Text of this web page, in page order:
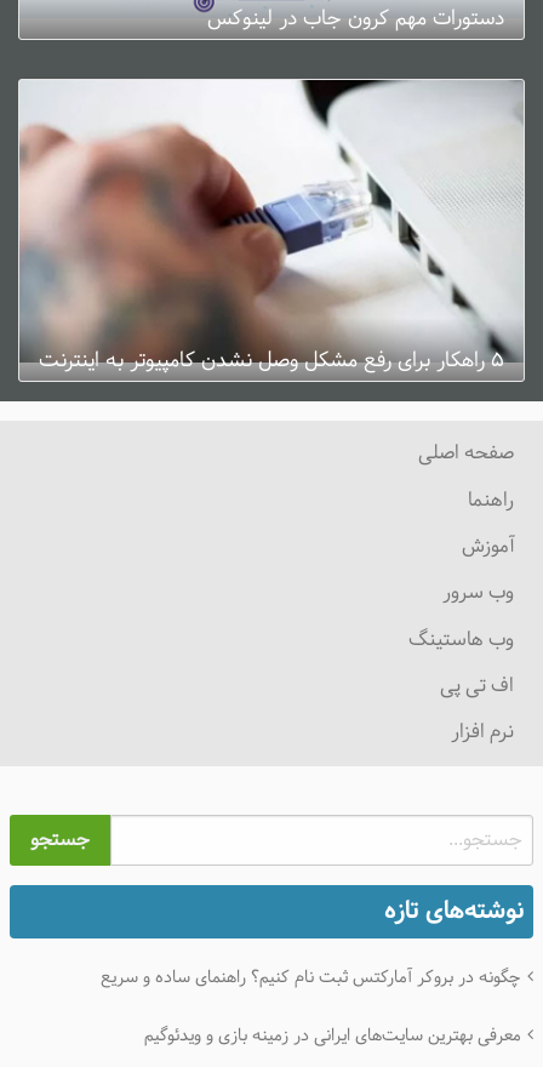
دستورات مهم کرون جاب در لینوکس
۵ راهکار برای رفع مشکل وصل نشدن کامپیوتر به اینترنت
صفحه اصلی
راهنما
آموزش
وب سرور
وب هاستینگ
اف تی پی
نرم افزار
جستجو
نوشته‌های تازه
چگونه در بروکر آمارکتس ثبت نام کنیم؟ راهنمای ساده و سریع
معرفی بهترین سایت‌های ایرانی در زمینه بازی و ویدئوگیم